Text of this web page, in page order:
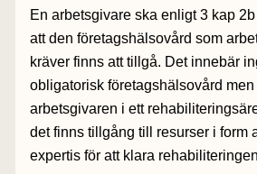
En arbetsgivare ska enligt 3 kap
att den företagshälsovård som
kräver finns att tillgå. Det innebär
obligatorisk företagshälsovård men
arbetsgivaren i ett
det finns tillgång till resurser i form
expertis för att klara